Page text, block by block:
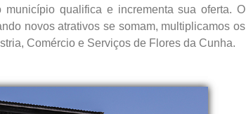
qualifica e incrementa sua oferta. O
novos atrativos se somam, multiplicamos os
Comércio e Serviços de Flores da Cunha.